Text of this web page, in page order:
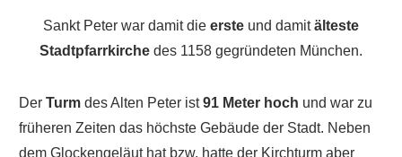
Sankt Peter war damit die erste und damitälteste
Stadtpfarrkirche des 1158 gegründeten München.
Der Turm des Alten Peter ist91 Meter hoch und war zu
früheren Zeiten das höchste Gebäude der Stadt. Neben
dem Glockengeläut hat bzw. hatte der Kirchturm aber